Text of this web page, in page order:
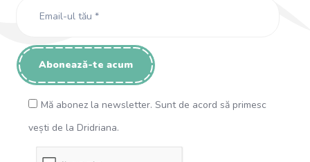
Mă abonez la newsletter. Sunt de acord să primesc
vești de la Dridriana.